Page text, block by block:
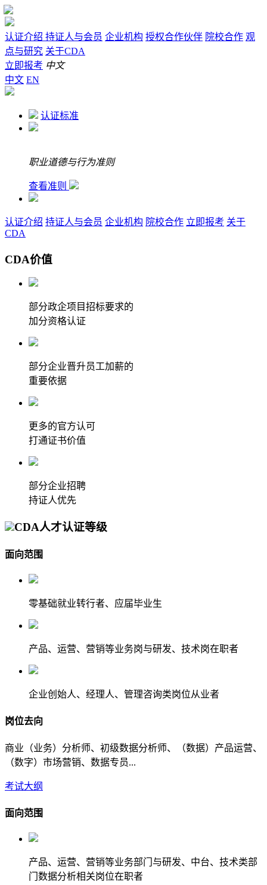
认证介绍 持证人与会员 企业机构 授权合作伙伴 院校合作 观
点与研究 关于CDA
立即报考 中文
中文 EN
认证标准
职业道德与行为准则
查看准则
认证介绍 持证人与会员 企业机构 院校合作 立即报考 关于
CDA
CDA价值
部分政企项目招标要求的
加分资格认证
部分企业晋升员工加薪的
重要依据
更多的官方认可
打通证书价值
部分企业招聘
持证人优先
CDA人才认证等级
面向范围
零基础就业转行者、应届毕业生
产品、运营、营销等业务岗与研发、技术岗在职者
企业创始人、经理人、管理咨询类岗位从业者
岗位去向
商业（业务）分析师、初级数据分析师、（数据）产品运营、
（数字）市场营销、数据专员...
考试大纲
面向范围
产品、运营、营销等业务部门与研发、中台、技术类部
门数据分析相关岗位在职者